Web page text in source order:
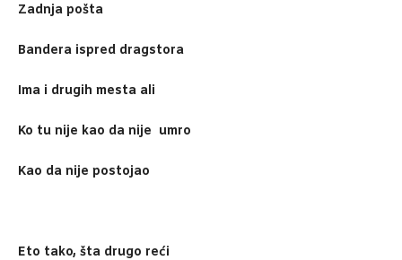
Zadnja pošta
Bandera ispred dragstora
Ima i drugih mesta ali
Ko tu nije kao da nije umro
Kao da nije postojao
Eto tako, šta drugo reći